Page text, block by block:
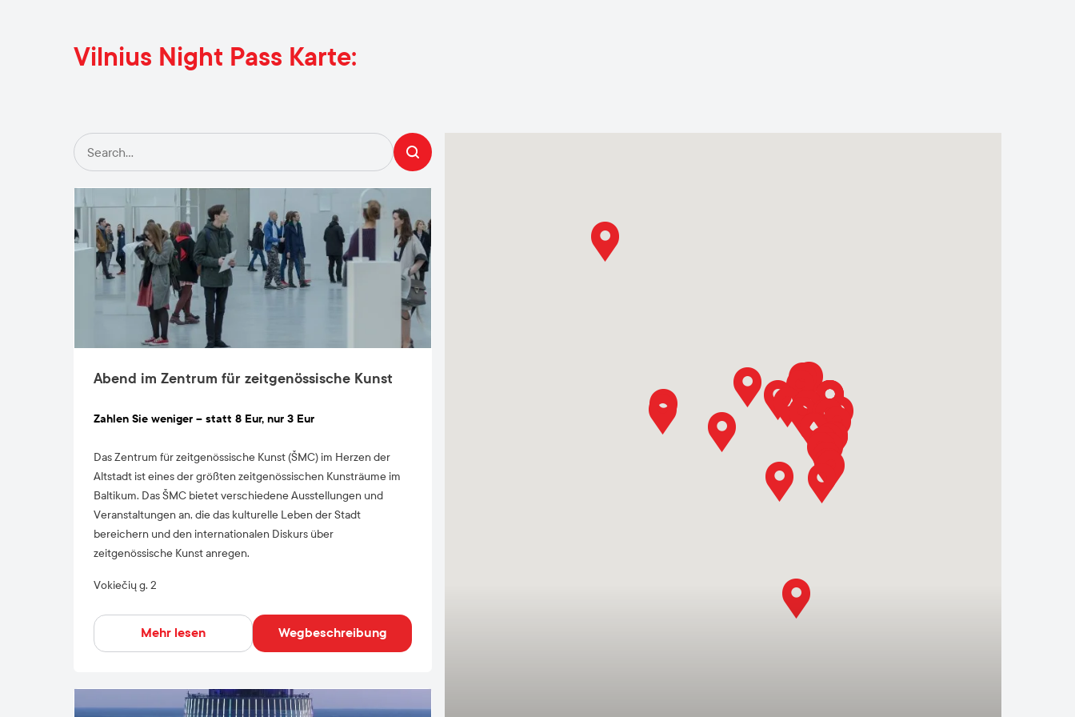
Vilnius Night Pass Karte:
Abend im Zentrum für zeitgenössische Kunst
Zahlen Sie weniger – statt 8 Eur, nur 3 Eur
Das Zentrum für zeitgenössische Kunst (ŠMC) im Herzen der
Altstadt ist eines der größten zeitgenössischen Kunsträume im
Baltikum. Das ŠMC bietet verschiedene Ausstellungen und
Veranstaltungen an, die das kulturelle Leben der Stadt
bereichern und den internationalen Diskurs über
zeitgenössische Kunst anregen.
Vokiečių g. 2
Mehr lesen Wegbeschreibung